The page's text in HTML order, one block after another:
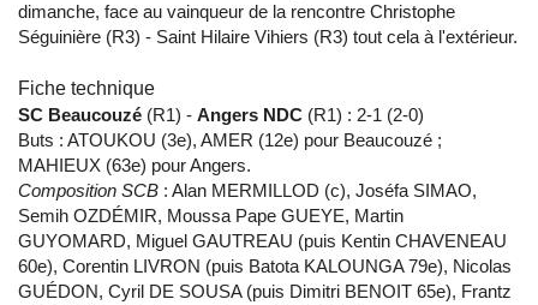
dimanche, face au vainqueur de la rencontre Christophe
Séguinière (R3) - Saint Hilaire Vihiers (R3) tout cela à l'extérieur.
Fiche technique
SC Beaucouzé (R1) - Angers NDC (R1) : 2-1 (2-0)
Buts : ATOUKOU (3e), AMER (12e) pour Beaucouzé ;
MAHIEUX (63e) pour Angers.
Composition SCB : Alan MERMILLOD (c), Joséfa SIMAO,
Semih OZDÉMIR, Moussa Pape GUEYE, Martin
GUYOMARD, Miguel GAUTREAU (puis Kentin CHAVENEAU
60e), Corentin LIVRON (puis Batota KALOUNGA 79e), Nicolas
GUÉDON, Cyril DE SOUSA (puis Dimitri BENOIT 65e), Frantz